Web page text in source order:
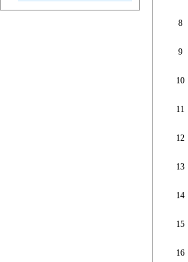
8
9
10
11
12
13
14
15
16